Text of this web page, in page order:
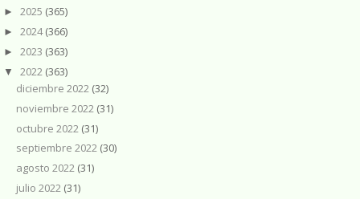
► 2025 (365)
► 2024(366)
► 2023 (363)
▼ 2022 (363)
diciembre 2022 (32)
noviembre 2022 (31)
octubre 2022 (31)
septiembre 2022 (30)
agosto 2022 (31)
julio 2022 (31)